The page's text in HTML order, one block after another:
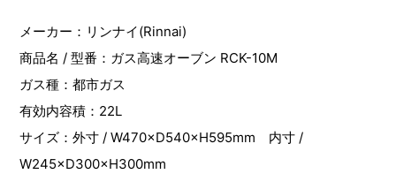
メーカー：リンナイ(Rinnai)
商品名 / 型番：ガス高速オーブン RCK-10M
ガス種：都市ガス
有効内容積：22L
サイズ：外寸 / W470×D540×H595mm 内寸 /
W245×D300×H300mm